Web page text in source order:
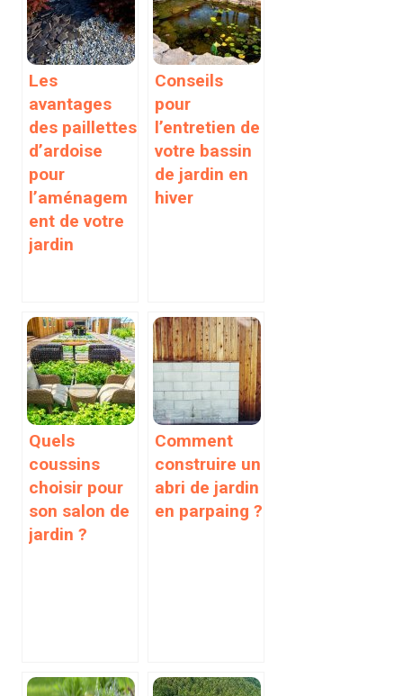
Les
avantages
des paillettes
d’ardoise
pour
l’aménagem
ent de votre
jardin
Conseils
pour
l’entretien de
votre bassin
de jardin en
hiver
Quels
coussins
choisir pour
son salon de
jardin ?
Comment
construire un
abri de jardin
en parpaing ?